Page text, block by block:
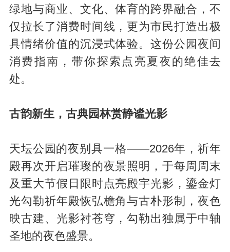
绿地与商业、文化、体育的跨界融合，不
仅拉长了消费时间线，更为市民打造出极
具情绪价值的沉浸式体验。这份公园夜间
消费指南，带你探索点亮夏夜的绝佳去
处。
古韵新生，古典园林赏静谧光影
天坛公园的夜别具一格——2026年，祈年
殿再次开启璀璨的夜景照明，于每周周末
及重大节假日限时点亮殿宇光影，鎏金灯
光勾勒祈年殿恢弘檐角与古朴形制，夜色
映古建、光影衬苍穹，勾勒出独属于中轴
圣地的夜色盛景。